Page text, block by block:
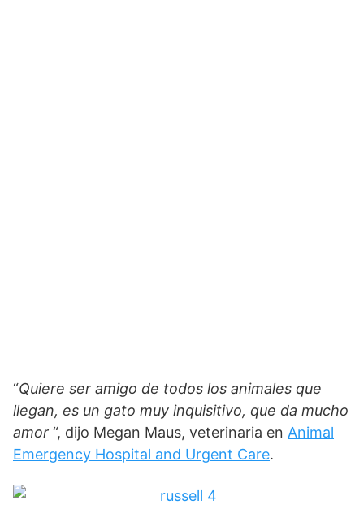
“Quiere ser amigo de todos los animales que
llegan, es un gato muy inquisitivo, que da mucho
amor “, dijo Megan Maus, veterinaria en Animal
Emergency Hospital and Urgent Care.